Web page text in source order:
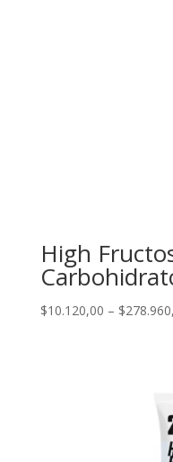
High
$10.120,00 – $